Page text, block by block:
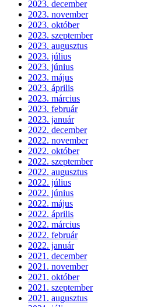
2023. december
2023. november
2023. október
2023. szeptember
2023. augusztus
2023. július
2023. június
2023. május
2023. április
2023. március
2023. február
2023. január
2022. december
2022. november
2022. október
2022. szeptember
2022. augusztus
2022. július
2022. június
2022. május
2022. április
2022. március
2022. február
2022. január
2021. december
2021. november
2021. október
2021. szeptember
2021. augusztus